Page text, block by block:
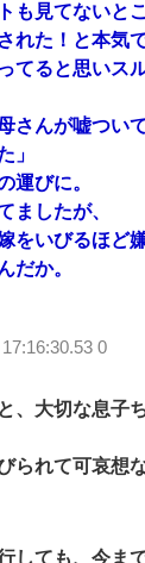
見てないとこ
れた！と本気
てると思いスル
さんが嘘つい
」
運びに。
ましたが、
をいびるほど
だか。
0
、大切な息子
られて可哀想
しても、今ま